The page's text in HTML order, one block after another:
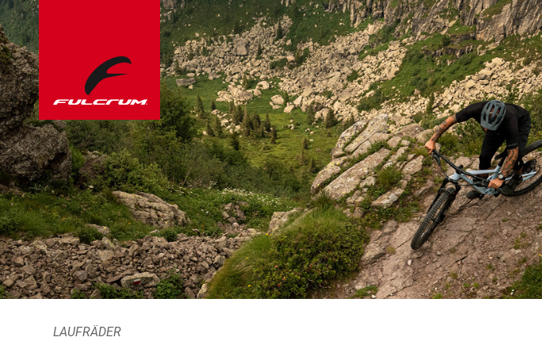
LAUFRÄDER